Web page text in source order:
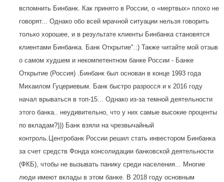
вспомнить Бинбанк. Как принято в России, о «мертвых» плохо не
говорят... Однако обо всей мрачной ситуации нельзя говорить
только хорошее, и в результате клиенты Бинбанка становятся
клиентами Бинбанка. Банк Открытие".:) Также читайте мой отзыв
о самом худшем и некомпетентном банке России - Банке
Открытие (Россия) .Бинбанк был основан в конце 1993 года
Михаилом Гуцериевым. Банк быстро разросся и к 2016 году
начал врываться в топ-15... Однако из-за темной деятельности
этого банка.. неудивительно, что у них самые высокие проценты
по вкладам?))) Банк взяли на чрезвычайный
контроль.Центробанк России решил стать инвестором Бинбанка
за счет средств Фонда консолидации банковской деятельности
(ФКБ), чтобы не вызывать панику среди населения... Многие
люди имеют вклады в этом банке. В 2018 году основным